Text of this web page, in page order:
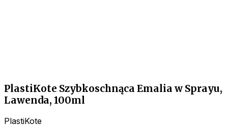
PlastiKote Szybkoschnąca Emalia w Sprayu,
Lawenda, 100ml
PlastiKote